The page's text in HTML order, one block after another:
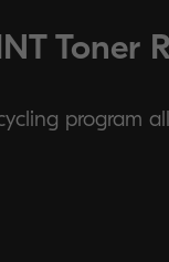
Toner
program